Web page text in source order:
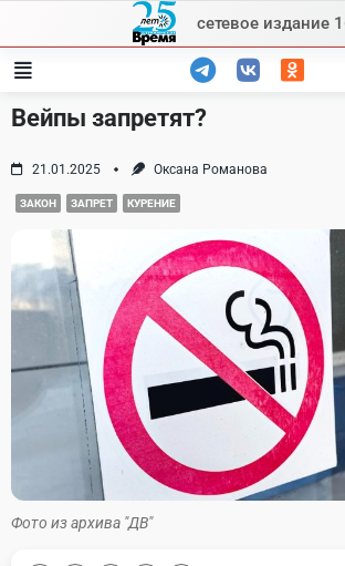
content
сетевое издание
Вейпы запретят?
21.01.2025 Оксана Романова
ЗАКОН ЗАПРЕТ КУРЕНИЕ
Фото из архива "ДВ"